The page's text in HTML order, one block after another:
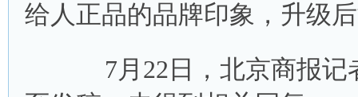
给人正品的品牌印象，升级
7月22日，北京商报记